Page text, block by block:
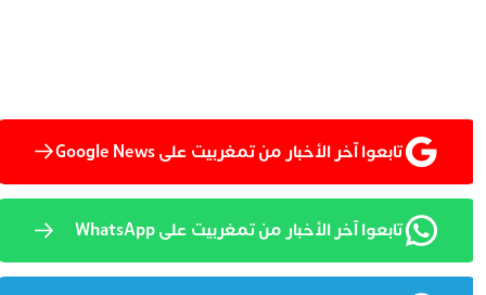
تابعوا آخر الأخبار من تمغربيت على Google News
تابعوا آخر الأخبار من تمغربيت على WhatsApp